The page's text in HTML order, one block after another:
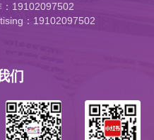
19102097502
：19102097502
们